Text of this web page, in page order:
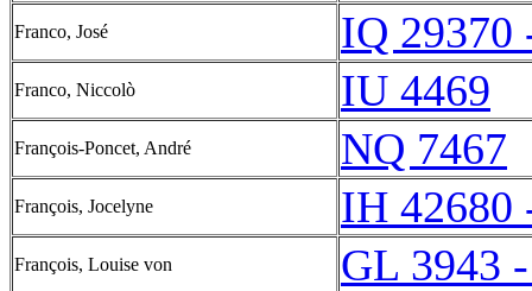
Franco, José IQ 29370
Franco, Niccolò IU 4469
François-Poncet, André NQ 7467
François, Jocelyne IH 42680
François, Louise von GL 3943